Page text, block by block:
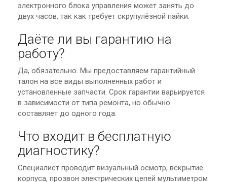
электронного блока управления может занять до
двух часов, так как требует скрупулёзной пайки.
Даёте ли вы гарантию на
работу?
Да, обязательно. Мы предоставляем гарантийный
талон на все виды выполненных работ и
установленные запчасти. Срок гарантии варьируется
в зависимости от типа ремонта, но обычно
составляет до одного года.
Что входит в бесплатную
диагностику?
Специалист проводит визуальный осмотр, вскрытие
корпуса, прозвон электрических цепей мультиметром